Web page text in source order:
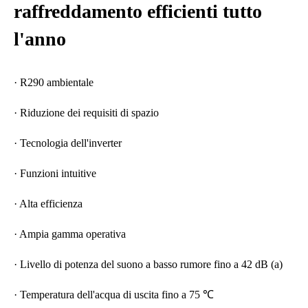
raffreddamento efficienti tutto
l'anno
· R290 ambientale
· Riduzione dei requisiti di spazio
· Tecnologia dell'inverter
· Funzioni intuitive
· Alta efficienza
· Ampia gamma operativa
· Livello di potenza del suono a basso rumore fino a 42 dB (a)
· Temperatura dell'acqua di uscita fino a 75 ℃